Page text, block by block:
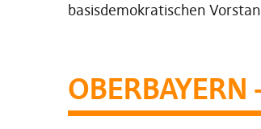
basisdemokratischen
OBERBAYERN